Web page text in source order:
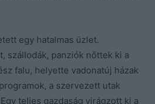
egy hatalmas üzlet.
szállodák, panziók nőttek ki a
falu, helyette vadonatúj házak
a szervezett utak
teljes gazdaság virágzott ki a